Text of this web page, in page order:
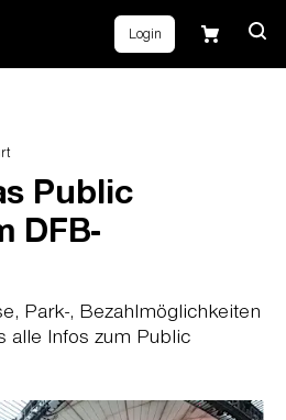
Login
Public
DFB-
Park-, Bezahlmöglichkeiten
alle Infos zum Public